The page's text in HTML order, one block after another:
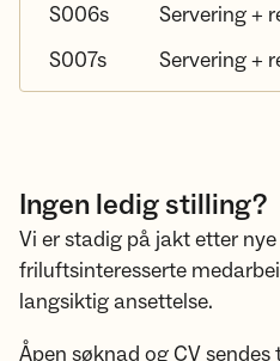
S006s
Servering +
S007s
Servering +
Ingen ledig stilling?
Vi er stadig på jakt etter
friluftsinteresserte
langsiktig ansettelse.
Åpen søknad og CV